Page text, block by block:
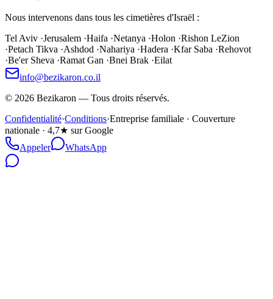
Nous intervenons dans tous les cimetières d'Israël :
Tel Aviv ·Jerusalem ·Haifa ·Netanya ·Holon ·Rishon LeZion
·Petach Tikva ·Ashdod ·Nahariya ·Hadera ·Kfar Saba ·Rehovot
·Be'er Sheva ·Ramat Gan ·Bnei Brak ·Eilat
info@bezikaron.co.il
© 2026 Bezikaron — Tous droits réservés.
Confidentialité·Conditions·Entreprise familiale · Couverture
nationale · 4,7★ sur Google
Appeler
WhatsApp